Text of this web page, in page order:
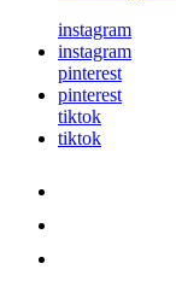
instagram
instagram
pinterest
pinterest
tiktok
tiktok